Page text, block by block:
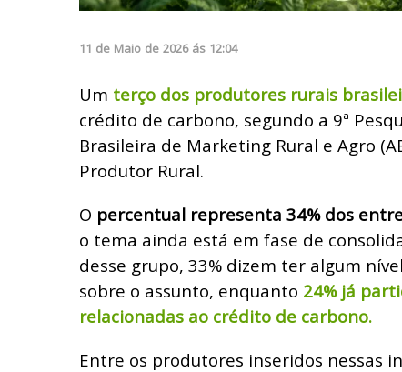
11 de Maio de 2026 ás 12:04
Um terço dos produtores rurais
crédito de carbono, segundo a 9ª
Brasileira de Marketing Rural e Agro
Produtor Rural.
O percentual representa 34% dos
o tema ainda está em fase de
desse grupo, 33% dizem ter algum
sobre o assunto, enquanto 24% já
relacionadas ao crédito de carbono.
Entre os produtores inseridos nessas